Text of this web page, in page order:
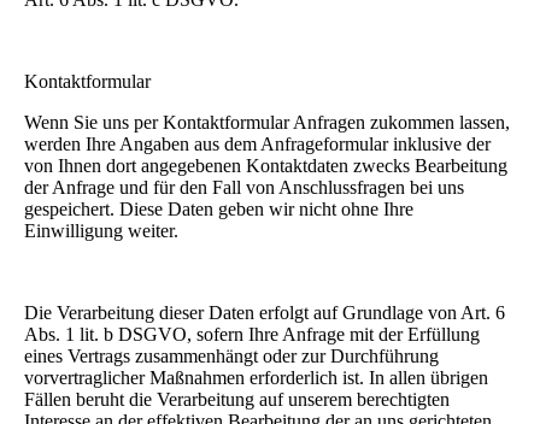
Kontaktformular
Wenn Sie uns per Kontaktformular Anfragen zukommen lassen,
werden Ihre Angaben aus dem Anfrageformular inklusive der
von Ihnen dort angegebenen Kontaktdaten zwecks Bearbeitung
der Anfrage und für den Fall von Anschlussfragen bei uns
gespeichert. Diese Daten geben wir nicht ohne Ihre
Einwilligung weiter.
Die Verarbeitung dieser Daten erfolgt auf Grundlage von Art. 6
Abs. 1 lit. b DSGVO, sofern Ihre Anfrage mit der Erfüllung
eines Vertrags zusammenhängt oder zur Durchführung
vorvertraglicher Maßnahmen erforderlich ist. In allen übrigen
Fällen beruht die Verarbeitung auf unserem berechtigten